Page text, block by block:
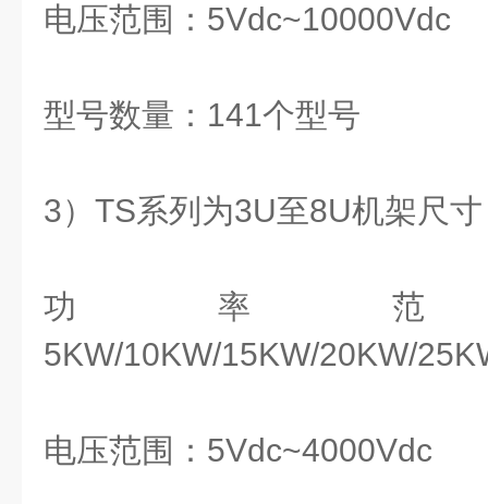
电压范围：5Vdc~10000Vdc
型号数量：141个型号
3）TS系列为3U至8U机架尺寸
功率
5KW/10KW/15KW/20KW/
电压范围：5Vdc~4000Vdc